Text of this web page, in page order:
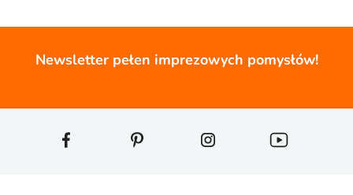
Newsletter pełen imprezowych pomysłów!